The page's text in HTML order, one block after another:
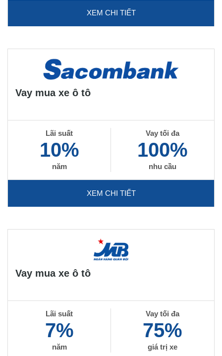
XEM CHI TIẾT
Vay mua xe ô tô
Lãi suất
10%
năm
Vay tối đa
100%
nhu cầu
XEM CHI TIẾT
Vay mua xe ô tô
Lãi suất
7%
năm
Vay tối đa
75%
giá trị xe